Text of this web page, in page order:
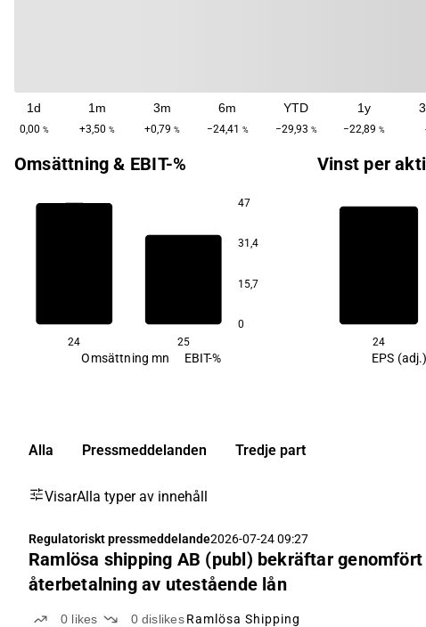
1d
0,00 %
1m
+3,50 %
3m
+0,79 %
6m
−24,41 %
YTD
−29,93 %
1y
−22,89 %
Omsättning & EBIT-%
47
31,4
15,7
0
24 25
Omsättning mn EBIT-%
Vinst per
24
EPS (adj.)
Alla Pressmeddelanden Tredje part
VisarAlla typer av innehåll
Regulatoriskt pressmeddelande2026-07-24 09:27
Ramlösa shipping AB (publ) bekräftar
återbetalning av utestående lån
0 likes 0 dislikes Ramlösa Shipping